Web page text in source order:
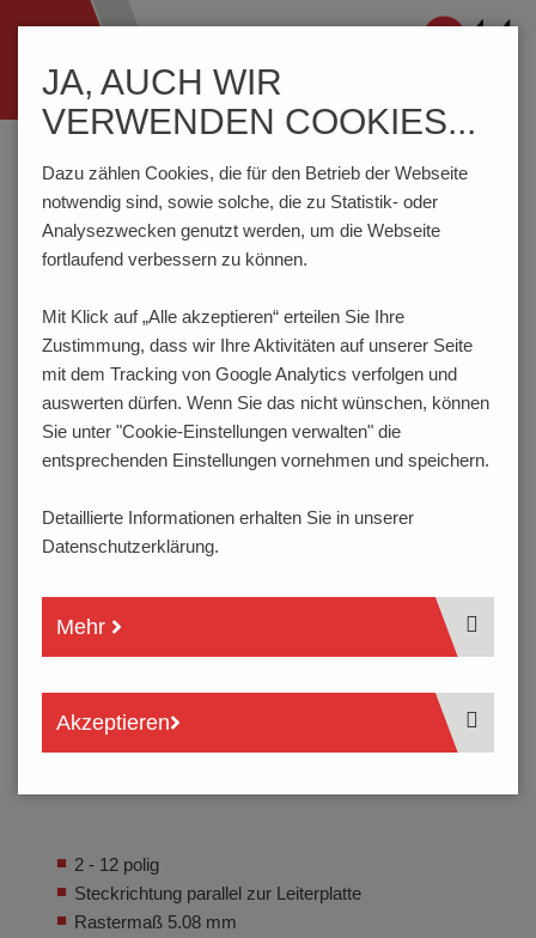
ein-/ausblenden
Home Komponenten
Anschlusstechnik
STLZ950/..-5.08-H-P2.6-BK-HT
STLZ950/..-5.08-H-P2.6-BK-
HT
2 - 12 polig
Steckrichtung parallel zur Leiterplatte
Rastermaß 5.08 mm
JA, AUCH WIR
VERWENDEN COOKIES...
Dazu zählen Cookies, die für den Betrieb der Webseite
notwendig sind, sowie solche, die zu Statistik- oder
Analysezwecken genutzt werden, um die Webseite
fortlaufend verbessern zu können.
Mit Klick auf „Alle akzeptieren“ erteilen Sie Ihre
Zustimmung, dass wir Ihre Aktivitäten auf unserer Seite
mit dem Tracking von Google Analytics verfolgen und
auswerten dürfen. Wenn Sie das nicht wünschen, können
Sie unter "Cookie-Einstellungen verwalten" die
entsprechenden Einstellungen vornehmen und speichern.
Detaillierte Informationen erhalten Sie in unserer
Datenschutzerklärung.
Mehr
Akzeptieren